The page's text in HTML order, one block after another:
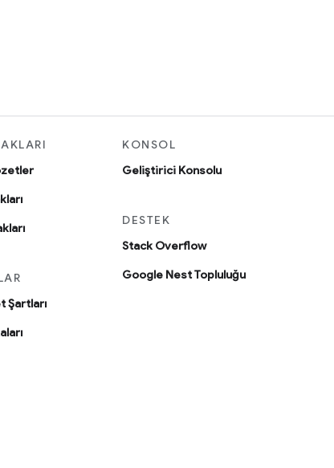
Şartları
KONSOL
Geliştirici Konsolu
DESTEK
Stack Overflow
Google Nest Topluluğu